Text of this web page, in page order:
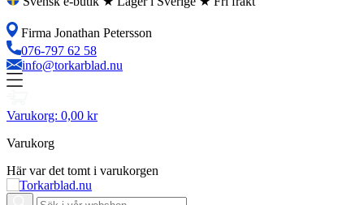
Firma Jonathan Petersson
076-797 62 58
info@torkarblad.nu
Varukorg: 0,00 kr
Varukorg
Här var det tomt i varukorgen